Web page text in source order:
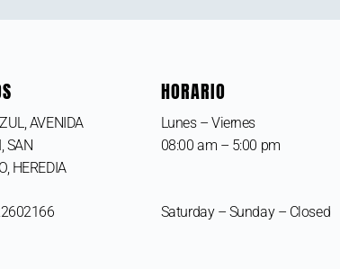
AVENIDA
SAN
HEREDIA
HORARIO
Lunes – Viernes
08:00 am – 5:00 pm
Saturday – Sunday – Closed